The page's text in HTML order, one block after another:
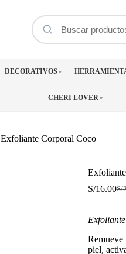
DECORATIVOS ▼
CHERI LOVER ▼
Exfoliante Corporal Coco
S/
El
era:
S/
S/16.00El
es:
S/
Remueve
piel,